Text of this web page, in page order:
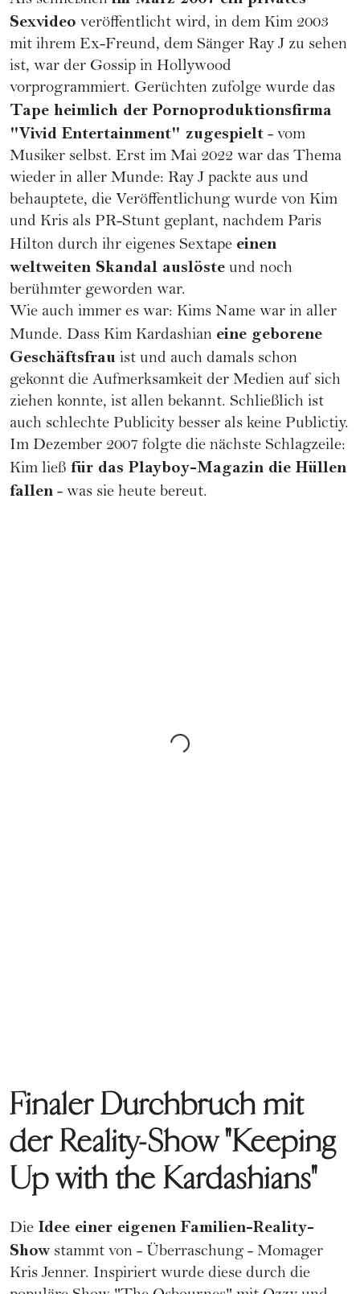
Sexvideo veröffentlicht wird, in dem Kim 2003
mit ihrem Ex-Freund, dem Sänger Ray J zu sehen
ist, war der Gossip in Hollywood
vorprogrammiert. Gerüchten zufolge wurde das
Tape heimlich der Pornoproduktionsfirma
"Vivid Entertainment" zugespielt - vom
Musiker selbst. Erst im Mai 2022 war das Thema
wieder in aller Munde: Ray J packte aus und
behauptete, die Veröffentlichung wurde von Kim
und Kris als PR-Stunt geplant, nachdem Paris
Hilton durch ihr eigenes Sextape einen
weltweiten Skandal auslöste und noch
berühmter geworden war.
Wie auch immer es war: Kims Name war in aller
Munde. Dass Kim Kardashian eine geborene
Geschäftsfrau ist und auch damals schon
gekonnt die Aufmerksamkeit der Medien auf sich
ziehen konnte, ist allen bekannt. Schließlich ist
auch schlechte Publicity besser als keine Publictiy.
Im Dezember 2007 folgte die nächste Schlagzeile:
Kim ließ für das Playboy-Magazin die Hüllen
fallen - was sie heute bereut.
Finaler Durchbruch mit
der Reality-Show "Keeping
Up with the Kardashians"
Die Idee einer eigenen Familien-Reality-
Show stammt von - Überraschung - Momager
Kris Jenner. Inspiriert wurde diese durch die